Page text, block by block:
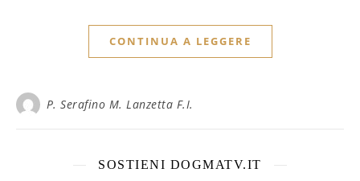
CONTINUA A LEGGERE
P. Serafino M. Lanzetta F.I.
SOSTIENI DOGMATV.IT